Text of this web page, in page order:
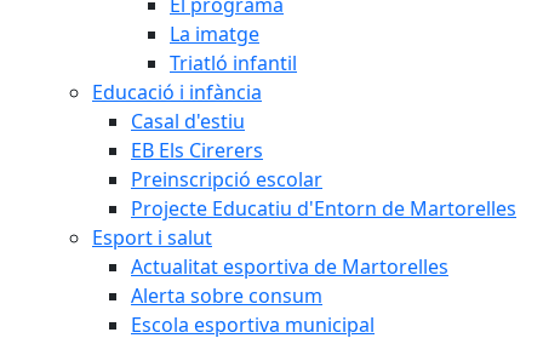
La imatge
Triatló infantil
Educació i infància
Casal d'estiu
EB Els Cirerers
Preinscripció escolar
Projecte Educatiu d'Entorn de Martorelles
Esport i salut
Actualitat esportiva de Martorelles
Alerta sobre consum
Escola esportiva municipal